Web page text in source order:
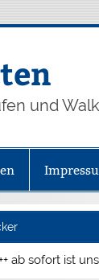
und
ab sofort ist